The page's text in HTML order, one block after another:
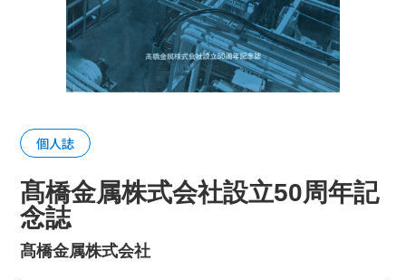
個人誌
髙橋金属株式会社設立50周年記
念誌
髙橋金属株式会社